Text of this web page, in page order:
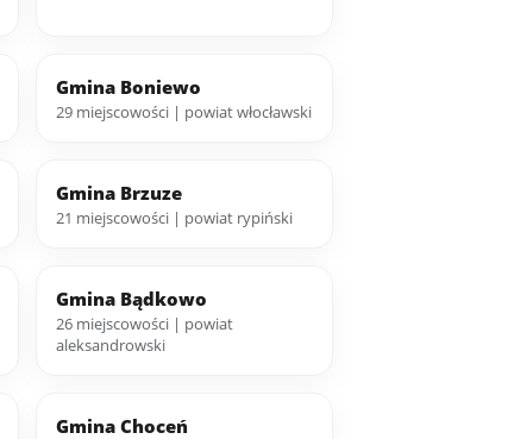
Gmina Boniewo
29 miejscowości | powiat włocławski
Gmina Brzuze
21 miejscowości | powiat rypiński
Gmina Bądkowo
26 miejscowości | powiat
aleksandrowski
Gmina Choceń